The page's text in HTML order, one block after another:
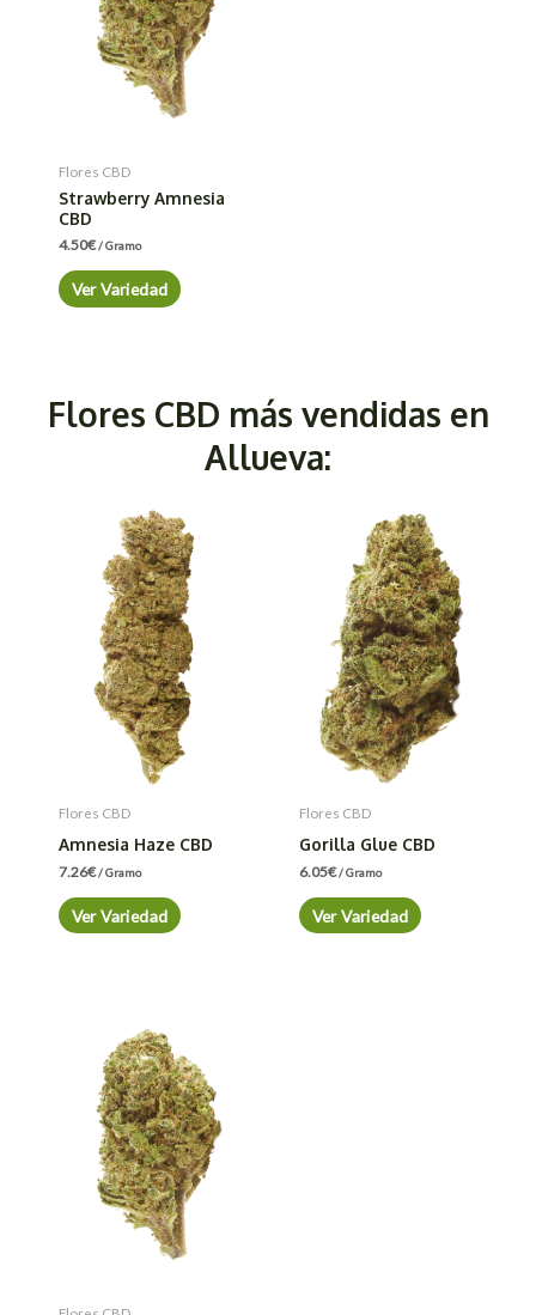
Flores CBD
Strawberry Amnesia
CBD
4.50€/ Gramo
Ver Variedad
Flores CBD más vendidas en
Allueva:
Flores CBD
Amnesia Haze CBD
7.26€/ Gramo
Ver Variedad
Flores CBD
Gorilla Glue CBD
6.05€/ Gramo
Ver Variedad